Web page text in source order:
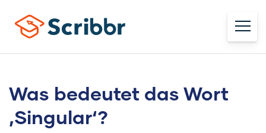
Was bedeutet das Wort
‚Singular‘?